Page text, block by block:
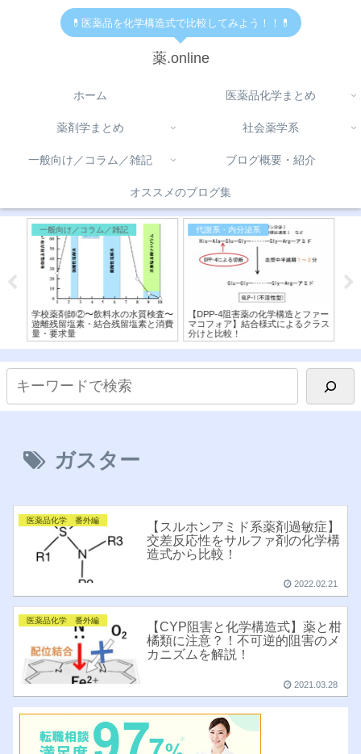
💊医薬品を化学構造式で比較してみよう！！💊
薬.online
ホーム 医薬品化学まとめ
薬剤学まとめ 社会薬学系
一般向け／コラム／雑記 ブログ概要・紹介
オススメのブログ集
一般向け／コラム／雑記
学校薬剤師②〜飲料水の水質検査〜
遊離残留塩素・結合残留塩素と消費
量・要求量
代謝系・内分泌系
【DPP-4阻害薬の化学構造とファー
マコフォア】結合様式によるクラス
分けと比較！
ガスター
医薬品化学 番外編
【スルホンアミド系薬剤過敏症】
交差反応性をサルファ剤の化学構
造式から比較！
2022.02.21
医薬品化学 番外編
【CYP阻害と化学構造式】薬と柑
橘類に注意？！不可逆的阻害のメ
カニズムを解説！
2021.03.28